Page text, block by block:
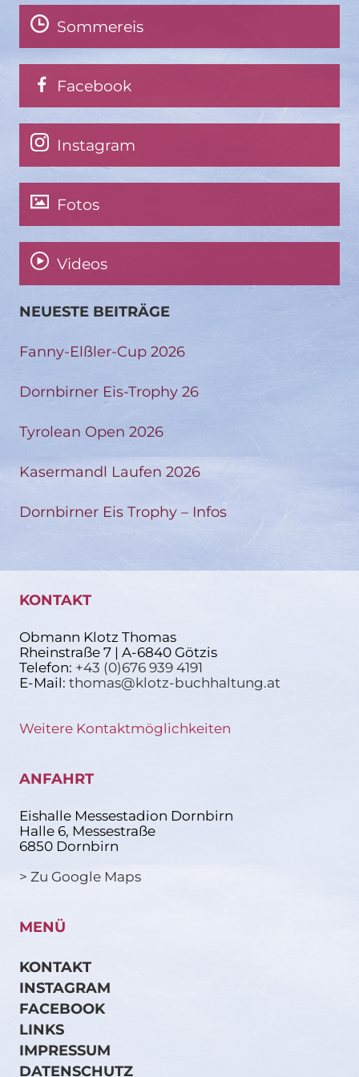
Sommereis
Facebook
Instagram
Fotos
Videos
NEUESTE BEITRÄGE
Fanny-Elßler-Cup 2026
Dornbirner Eis-Trophy 26
Tyrolean Open 2026
Kasermandl Laufen 2026
Dornbirner Eis Trophy – Infos
KONTAKT
Obmann Klotz Thomas
Rheinstraße 7 | A-6840 Götzis
Telefon: +43 (0)676 939 4191
E-Mail: thomas@klotz-buchhaltung.at
Weitere Kontaktmöglichkeiten
ANFAHRT
Eishalle Messestadion Dornbirn
Halle 6, Messestraße
6850 Dornbirn
> Zu Google Maps
MENÜ
KONTAKT
INSTAGRAM
FACEBOOK
LINKS
IMPRESSUM
DATENSCHUTZ